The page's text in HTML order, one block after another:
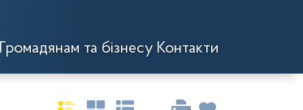
Громадянам та бізнесу Контакти